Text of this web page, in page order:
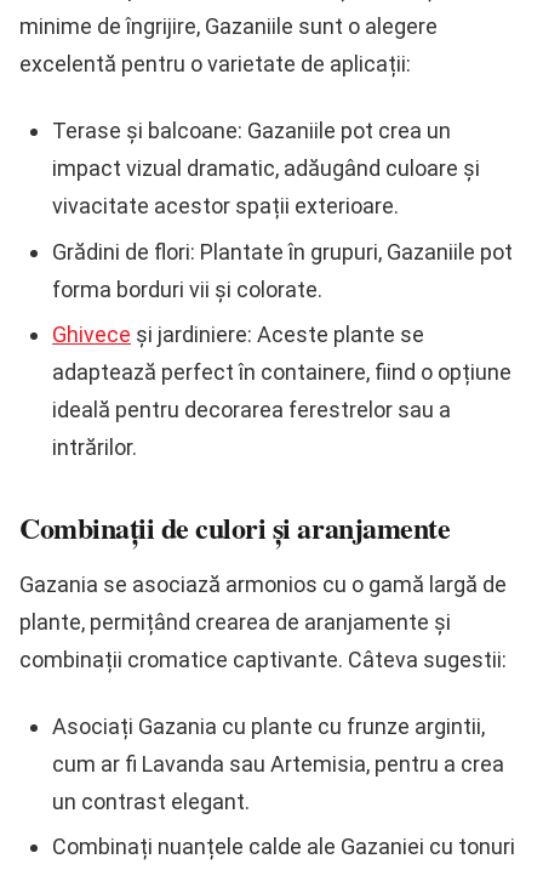
minime de îngrijire, Gazaniile sunt o alegere
excelentă pentru o varietate de aplicații:
Terase și balcoane: Gazaniile pot crea un
impact vizual dramatic, adăugând culoare și
vivacitate acestor spații exterioare.
Grădini de flori: Plantate în grupuri, Gazaniile pot
forma borduri vii și colorate.
Ghivece și jardiniere: Aceste plante se
adaptează perfect în containere, fiind o opțiune
ideală pentru decorarea ferestrelor sau a
intrărilor.
Combinații de culori și aranjamente
Gazania se asociază armonios cu o gamă largă de
plante, permițând crearea de aranjamente și
combinații cromatice captivante. Câteva sugestii:
Asociați Gazania cu plante cu frunze argintii,
cum ar fi Lavanda sau Artemisia, pentru a crea
un contrast elegant.
Combinați nuanțele calde ale Gazaniei cu tonuri